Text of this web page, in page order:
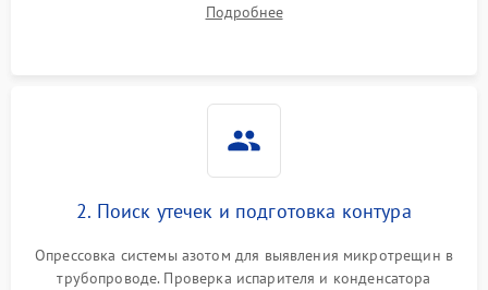
считывание кодов ошибок с электронного дисплея.
Подробнее
2. Поиск утечек и подготовка контура
Опрессовка системы азотом для выявления микротрещин в
трубопроводе. Проверка испарителя и конденсатора